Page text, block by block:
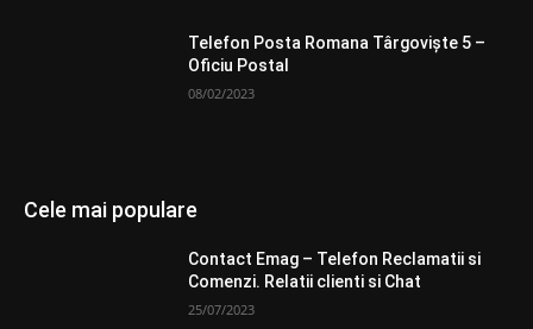
Telefon Posta Romana Târgovişte 5 –
Oficiu Postal
08/02/2023
Cele mai populare
Contact Emag – Telefon Reclamatii si
Comenzi. Relatii clienti si Chat
25/07/2023